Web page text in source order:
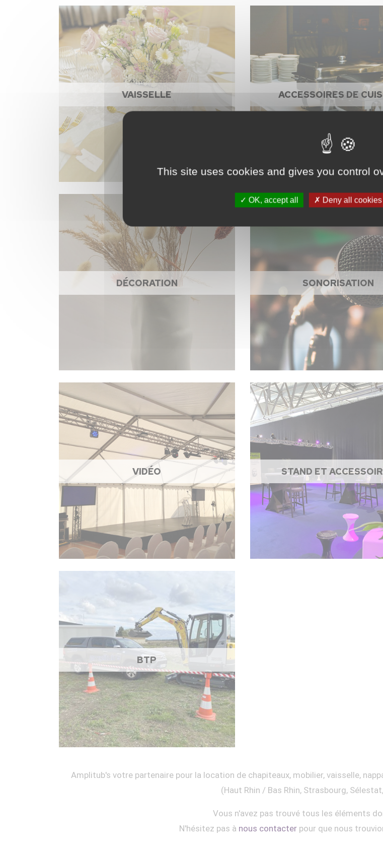
VAISSELLE ACCESSOIRES DE
DÉCORATION SONORISATION
VIDÉO STAND ET
BTP
Amplitub's votre partenaire pour la location de chapiteaux, mobilier, vaisselle,
(Haut Rhin / Bas Rhin, Strasbourg,
Vous n'avez pas trouvé tous les éléments
N'hésitez pas à nous contacterpour que nous
This site uses cookies and gives you control
OK, accept all Deny all cookies